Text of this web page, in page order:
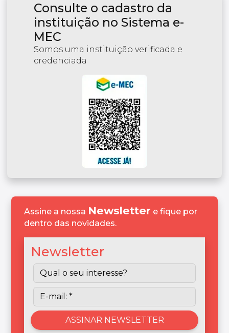
Consulte o cadastro da
instituição no Sistema e-
MEC
Somos uma instituição verificada e
credenciada
Assine a nossa Newsletter e fique por
dentro das novidades.
Newsletter